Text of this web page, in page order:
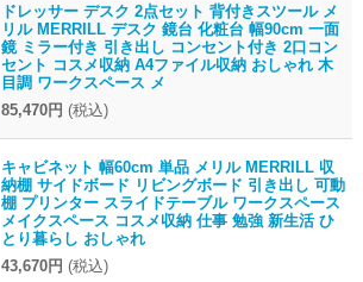
ドレッサー デスク 2点セット 背付きスツール メ
リル MERRILL デスク 鏡台 化粧台 幅90cm 一面
鏡 ミラー付き 引き出し コンセント付き 2口コン
セント コスメ収納 A4ファイル収納 おしゃれ 木
目調 ワークスペース メ
85,470円 (税込)
キャビネット 幅60cm 単品 メリル MERRILL 収
納棚 サイドボード リビングボード 引き出し 可動
棚 プリンター スライドテーブル ワークスペース
メイクスペース コスメ収納 仕事 勉強 新生活 ひ
とり暮らし おしゃれ
43,670円 (税込)